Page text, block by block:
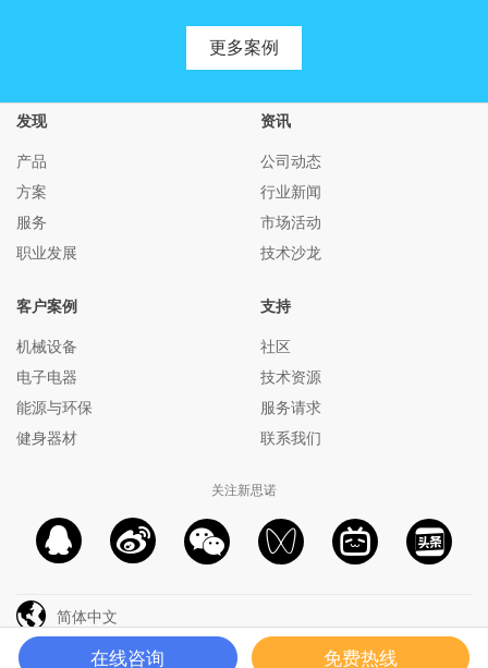
更多案例
发现
产品
方案
服务
职业发展
资讯
公司动态
行业新闻
市场活动
技术沙龙
客户案例
机械设备
电子电器
能源与环保
健身器材
支持
社区
技术资源
服务请求
联系我们
关注新思诺
简体中文
青岛新思诺软件有限公司 备案号： 鲁ICP备13011453号-4
在线咨询 免费热线